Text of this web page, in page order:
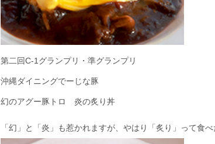
第二回C-1グランプリ・準グランプリ
沖縄ダイニングでーじな豚
幻のアグー豚トロ 炎の炙り丼
「幻」と「炎」も惹かれますが、やはり「炙り」って食